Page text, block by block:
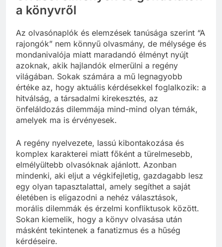
a könyvről
Az olvasónaplók és elemzések tanúsága szerint “A
rajongók” nem könnyű olvasmány, de mélysége és
mondanivalója miatt maradandó élményt nyújt
azoknak, akik hajlandók elmerülni a regény
világában. Sokak számára a mű legnagyobb
értéke az, hogy aktuális kérdésekkel foglalkozik: a
hitválság, a társadalmi kirekesztés, az
önfeláldozás dilemmája mind-mind olyan témák,
amelyek ma is érvényesek.
A regény nyelvezete, lassú kibontakozása és
komplex karakterei miatt főként a türelmesebb,
elmélyültebb olvasóknak ajánlott. Azonban
mindenki, aki eljut a végkifejletig, gazdagabb lesz
egy olyan tapasztalattal, amely segíthet a saját
életében is eligazodni a nehéz választások,
morális dilemmák és érzelmi konfliktusok között.
Sokan kiemelik, hogy a könyv olvasása után
másként tekintenek a fanatizmus és a hűség
kérdéseire.